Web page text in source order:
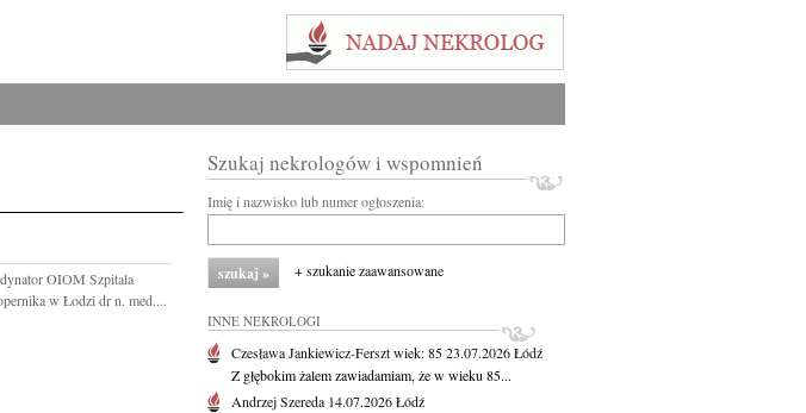
OIOM Szpitala
w Łodzi dr n. med....
Szukaj nekrologów i wspomnień
Imię i nazwisko lub numer ogłoszenia:
+ szukanie zaawansowane
INNE NEKROLOGI
Czesława Jankiewicz-Fersztwiek: 8523.07.2026Łódź
Z głębokim żalem zawiadamiam, że w wieku 85...
Andrzej Szereda 14.07.2026Łódź